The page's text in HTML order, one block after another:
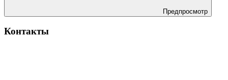
Предпросмотр
Контакты